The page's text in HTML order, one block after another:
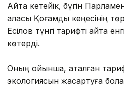
Айта кетейік, бүгін
қаласы Қоғамдық кеңесінің
Есілов түнгі тарифті қайта
көтерді.
Оның ойынша, аталған
экологиясын жақсартуға